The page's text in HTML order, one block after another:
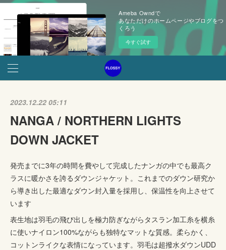
Ameba Owndで
あなただけのホームページやブログをつ
くろう
今すぐ試す
2023.12.22 05:11
NANGA / NORTHERN LIGHTS
DOWN JACKET
発売までに3年の時間を費やして完成したナンガの中でも最高ク
ラスに暖かさを誇るダウンジャケット。これまでのダウン研究か
ら導き出した最適なダウン封入量を採用し、保温性を向上させて
います
表生地は羽毛の飛び出しを極力防ぎながらタスラン加工糸を横糸
に使いナイロン100%ながらも独特なマットな質感。柔らかく、
コットンライクな表情になっています。羽毛は超撥水ダウンUDD